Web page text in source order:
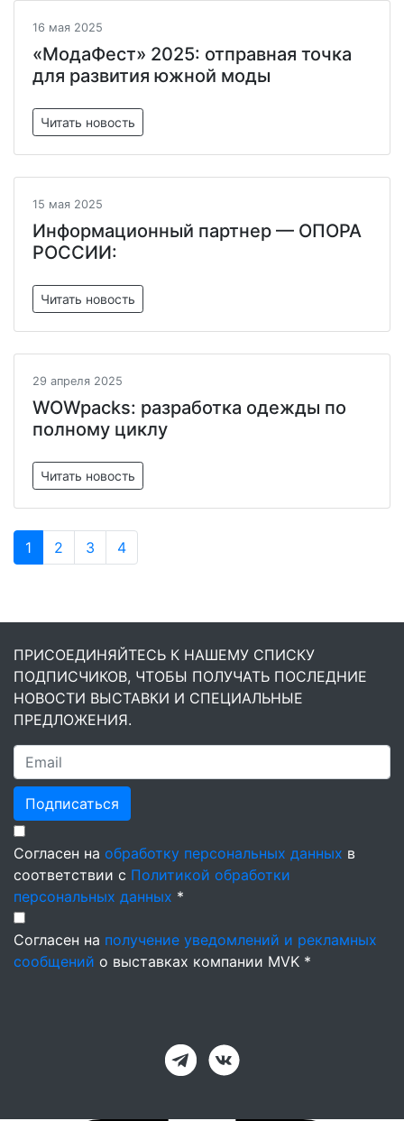
16 мая 2025
«МодаФест» 2025: отправная точка
для развития южной моды
Читать новость
15 мая 2025
Информационный партнер — ОПОРА
РОССИИ:
Читать новость
29 апреля 2025
WOWpacks: разработка одежды по
полному циклу
Читать новость
1 2 3 4
ПРИСОЕДИНЯЙТЕСЬ К НАШЕМУ СПИСКУ
ПОДПИСЧИКОВ, ЧТОБЫ ПОЛУЧАТЬ ПОСЛЕДНИЕ
НОВОСТИ ВЫСТАВКИ И СПЕЦИАЛЬНЫЕ
ПРЕДЛОЖЕНИЯ.
Подписаться
Согласен на обработку персональных данных в
соответствии с Политикой обработки
персональных данных *
Согласен на получение уведомлений и рекламных
сообщений о выставках компании MVK *